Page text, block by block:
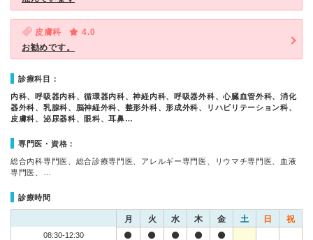
皮膚科
4.0
お勧めです。
診療科目：
内科、呼吸器内科、循環器内科、神経内科、呼吸器外科、心臓血管外科、消化
器外科、乳腺科、脳神経外科、整形外科、形成外科、リハビリテーション科、
皮膚科、泌尿器科、眼科、耳鼻…
専門医・資格：
総合内科専門医、総合診療専門医、アレルギー専門医、リウマチ専門医、血液
専門医、…
診療時間
月 火 水 木 金 土 日 祝
08:30-12:30